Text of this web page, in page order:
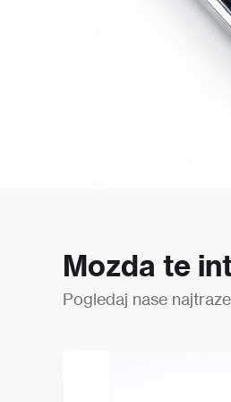
Mozda te
Pogledaj nase